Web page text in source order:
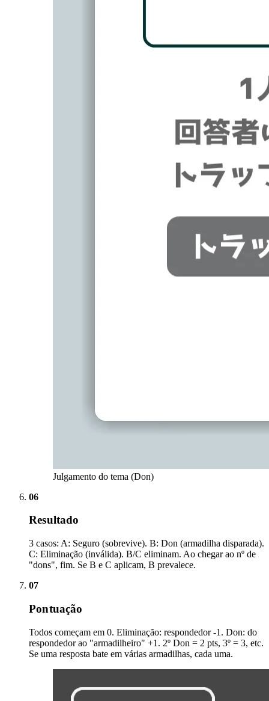
Julgamento do tema (Don)
06
Resultado
3 casos: A: Seguro (sobrevive). B: Don (armadilha disparada).
C: Eliminação (inválida). B/C eliminam. Ao chegar ao nº de
"dons", fim. Se B e C aplicam, B prevalece.
07
Pontuação
Todos começam em 0. Eliminação: respondedor -1. Don: do
respondedor ao "armadilheiro" +1. 2º Don = 2 pts, 3º = 3, etc.
Se uma resposta bate em várias armadilhas, cada uma.